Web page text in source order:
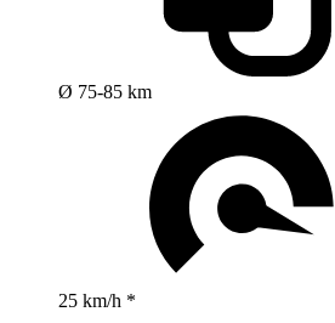
Ø 75-85 km
25 km/h *